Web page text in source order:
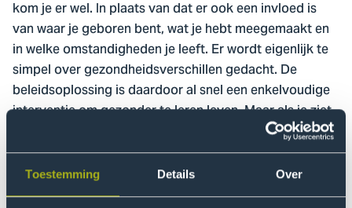
Toestemming Details Over
kom je er wel. In plaats van dat er ook een invloed is
van waar je geboren bent, wat je hebt meegemaakt en
in welke omstandigheden je leeft. Er wordt eigenlijk te
simpel over gezondheidsverschillen gedacht. De
beleidsoplossing is daardoor al snel een enkelvoudige
interventie om gezonder te leren leven. Maar als je ziet
hoe mensen wonen, wat ze allemaal hebben
meegemaakt en met hoe weinig geld ze moeten
rondkomen dan past dat helemaal niet. Voor mij voelt
dat onrechtvaardig. Leefstijl is natuurlijk ook belangrijk